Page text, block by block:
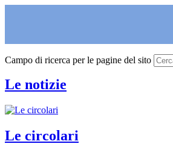
Campo di ricerca per le pagine del sito
Le notizie
Le circolari